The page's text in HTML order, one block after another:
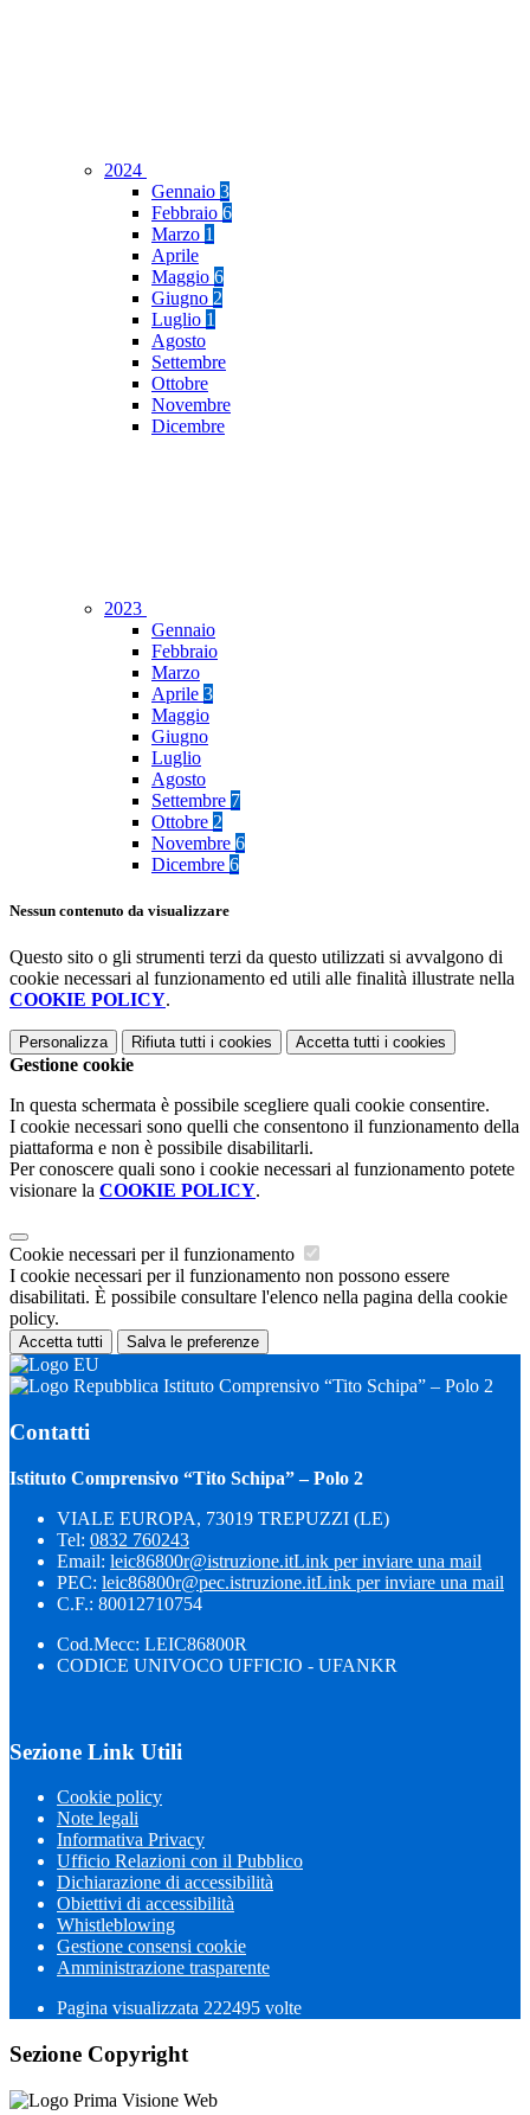
2024
Gennaio 3
Febbraio 6
Marzo 1
Aprile
Maggio 6
Giugno 2
Luglio 1
Agosto
Settembre
Ottobre
Novembre
Dicembre
2023
Gennaio
Febbraio
Marzo
Aprile 3
Maggio
Giugno
Luglio
Agosto
Settembre 7
Ottobre 2
Novembre 6
Dicembre 6
Nessun contenuto da visualizzare
Questo sito o gli strumenti terzi da questo utilizzati si avvalgono di
cookie necessari al funzionamento ed utili alle finalità illustrate nella
COOKIE POLICY.
Personalizza Rifiuta tutti i cookies Accetta tutti i cookies
Gestione cookie
In questa schermata è possibile scegliere quali cookie consentire.
I cookie necessari sono quelli che consentono il funzionamento della
piattaforma e non è possibile disabilitarli.
Per conoscere quali sono i cookie necessari al funzionamento potete
visionare la COOKIE POLICY.
Cookie necessari per il funzionamento
I cookie necessari per il funzionamento non possono essere
disabilitati. È possibile consultare l'elenco nella pagina della cookie
policy.
Accetta tutti Salva le preferenze
Istituto Comprensivo “Tito Schipa” – Polo 2
Contatti
Istituto Comprensivo “Tito Schipa” – Polo 2
VIALE EUROPA, 73019 TREPUZZI (LE)
Tel: 0832 760243
Email: leic86800r@istruzione.itLink per inviare una mail
PEC: leic86800r@pec.istruzione.itLink per inviare una mail
C.F.: 80012710754
Cod.Mecc: LEIC86800R
CODICE UNIVOCO UFFICIO - UFANKR
Sezione Link Utili
Cookie policy
Note legali
Informativa Privacy
Ufficio Relazioni con il Pubblico
Dichiarazione di accessibilità
Obiettivi di accessibilità
Whistleblowing
Gestione consensi cookie
Amministrazione trasparente
Pagina visualizzata 222495 volte
Sezione Copyright